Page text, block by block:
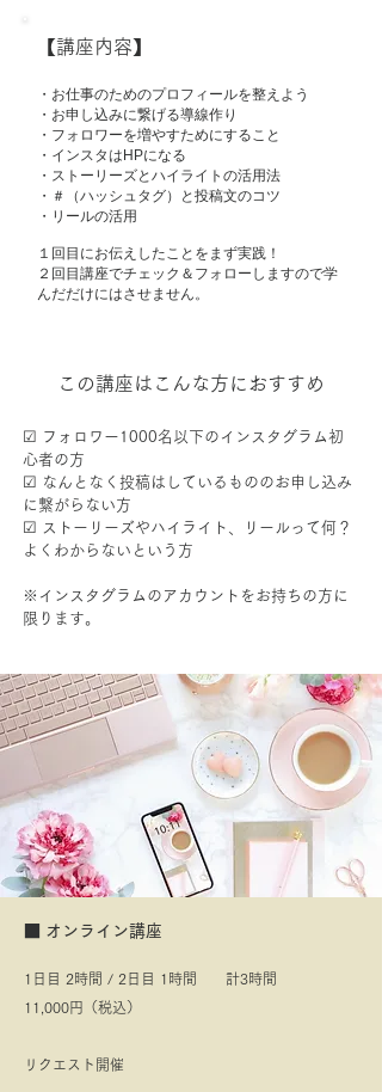
【講座内容】
・お仕事のためのプロフィールを整えよう
・お申し込みに繋げる導線作り
・フォロワーを増やすためにすること
・インスタはHPになる
・ストーリーズとハイライトの活用法
・＃（ハッシュタグ）と投稿文のコツ
・リールの活用
１回目にお伝えしたことをまず実践！
２回目講座でチェック＆フォローしますので学
んだだけにはさせません。
この講座はこんな方におすすめ
☑︎ フォロワー1000名以下のインスタグラム初
心者の方
☑︎ なんとなく投稿はしているもののお申し込み
に繋がらない方
☑︎ ストーリーズやハイライト、リールって何？
よくわからないという方
​※インスタグラムのアカウントをお持ちの方に
限ります。
​■ オンライン講座
1日目 2時間 / 2日目 1時間 計3時間
11,000円（税込）​
​リクエスト開催